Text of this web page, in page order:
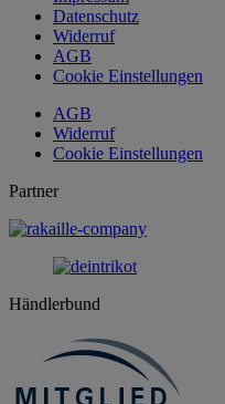
Datenschutz
Widerruf
AGB
Cookie Einstellungen
AGB
Widerruf
Cookie Einstellungen
Partner
Händlerbund